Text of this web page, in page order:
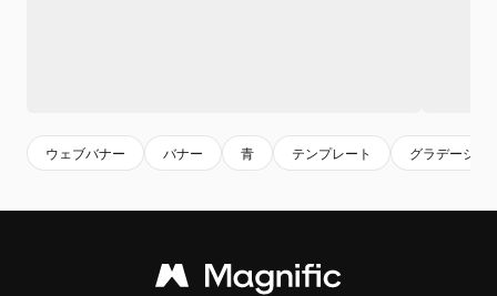
ウェブバナー バナー 青 テンプレート グラデーショ